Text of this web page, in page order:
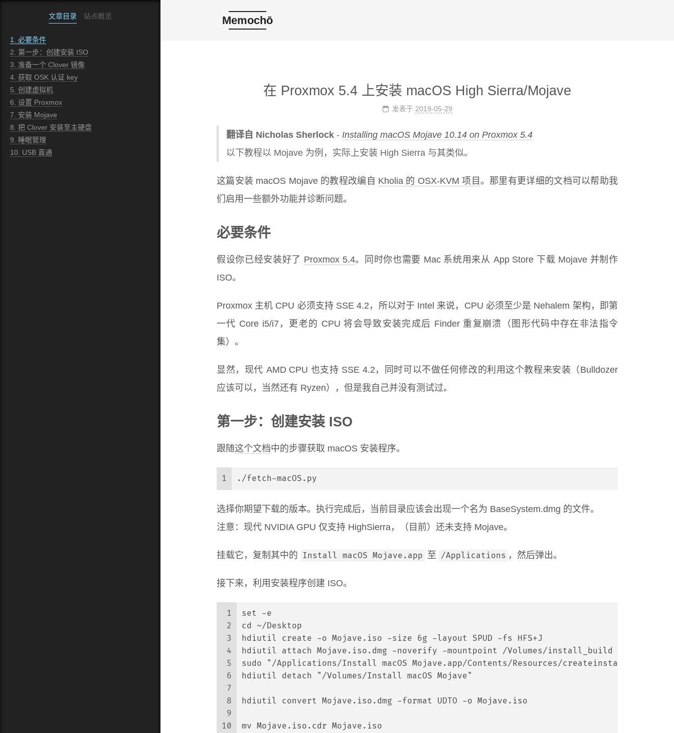
Memochō
文章目录 站点概览
1.
必要条件
2.
第一步：创建安装 ISO
3.
准备一个 Clover 镜像
4. 获取 OSK 认证 key
5. 创建虚拟机
6. 设置 Proxmox
7.
安装 Mojave
8. 把 Clover 安装至主硬盘
9.
睡眠管理
10. USB 直通
在 Proxmox 5.4 上安装 macOS High Sierra/Mojave
发表于 2019-05-29
翻译自 Nicholas Sherlock
Installing macOS Mojave 10.14 on Proxmox 5.4
以下教程以 Mojave 为例，实际上安装 High Sierra 与其类似。
这篇安装 macOS Mojave 的教程改编自 Kholia 的 OSX-KVM 项目 。那里有更详细的文档可以帮助我
们启用一些额外功能并诊断问题。
必要条件
假设你已经安装好了 Proxmox 5.4。同时你也需要 Mac 系统用来从 App Store 下载 Mojave 并制作
ISO。
Proxmox 主机 CPU 必须支持 SSE 4.2，所以对于 Intel 来说，CPU 必须至少是 Nehalem 架构，即第
一代 Core i5/i7，更老的 CPU 将会导致安装完成后 Finder 重复崩溃（图形代码中存在非法指令
集）。
显然，现代 AMD CPU 也支持 SSE 4.2，同时可以不做任何修改的利用这个教程来安装（Bulldozer
应该可以，当然还有 Ryzen），但是我自己并没有测试过。
第一步：创建安装 ISO
跟随这个文档中的步骤获取 macOS 安装程序。
1 ./fetch-macOS.py
选择你期望下载的版本。执行完成后，当前目录应该会出现一个名为 BaseSystem.dmg 的文件。
注意：现代 NVIDIA GPU 仅支持 HighSierra，（目前）还未支持 Mojave。
挂载它，复制其中的 Install macOS Mojave.app 至 /Applications ，然后弹出。
接下来，利用安装程序创建 ISO。
1
2
3
4
5
6
7
8
9
10
set -e
cd ~/Desktop
hdiutil create -o Mojave.iso -size 6g -layout SPUD -fs HFS+J
hdiutil attach Mojave.iso.dmg -noverify -mountpoint /Volumes/install_build
sudo "/Applications/Install macOS Mojave.app/Contents/Resources/
hdiutil detach "/Volumes/Install macOS Mojave"
hdiutil convert Mojave.iso.dmg -format UDTO -o Mojave.iso
mv Mojave.iso.cdr Mojave.iso